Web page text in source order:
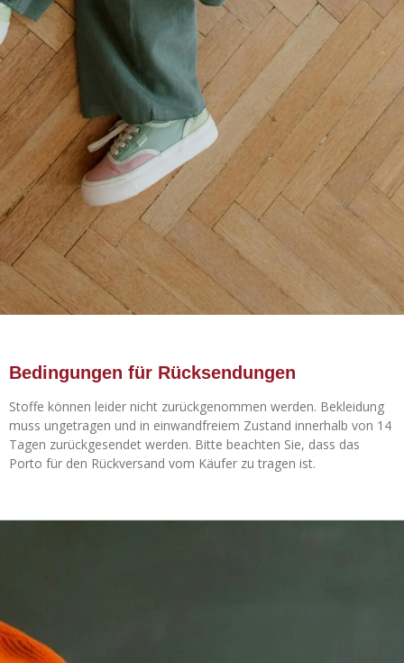
Bedingungen für Rücksendungen
Stoffe können leider nicht zurückgenommen werden. Bekleidung
muss ungetragen und in einwandfreiem Zustand innerhalb von 14
Tagen zurückgesendet werden. Bitte beachten Sie, dass das
Porto für den Rückversand vom Käufer zu tragen ist.